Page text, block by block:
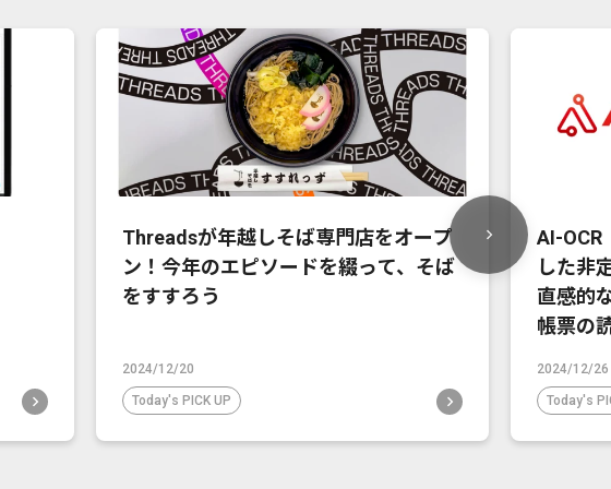
Threadsが年越しそば専門店をオープ
ン！今年のエピソードを綴って、そば
をすすろう
2024/12/20
Today's PICK UP
AI-OCR
した非
直感的
帳票の
2024/12/26
Today's